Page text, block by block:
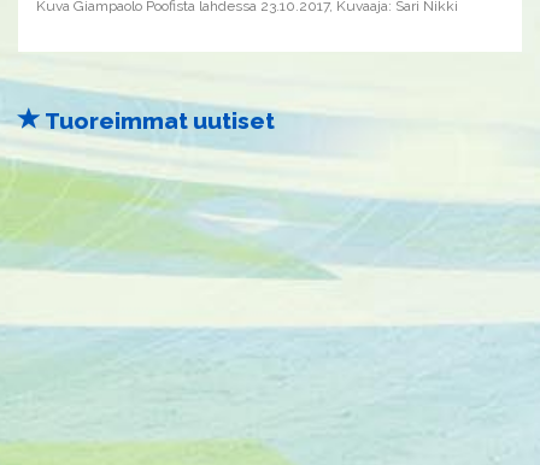
Kuva Giampaolo Poofista lahdessa 23.10.2017, Kuvaaja: Sari Nikki
Tuoreimmat uutiset